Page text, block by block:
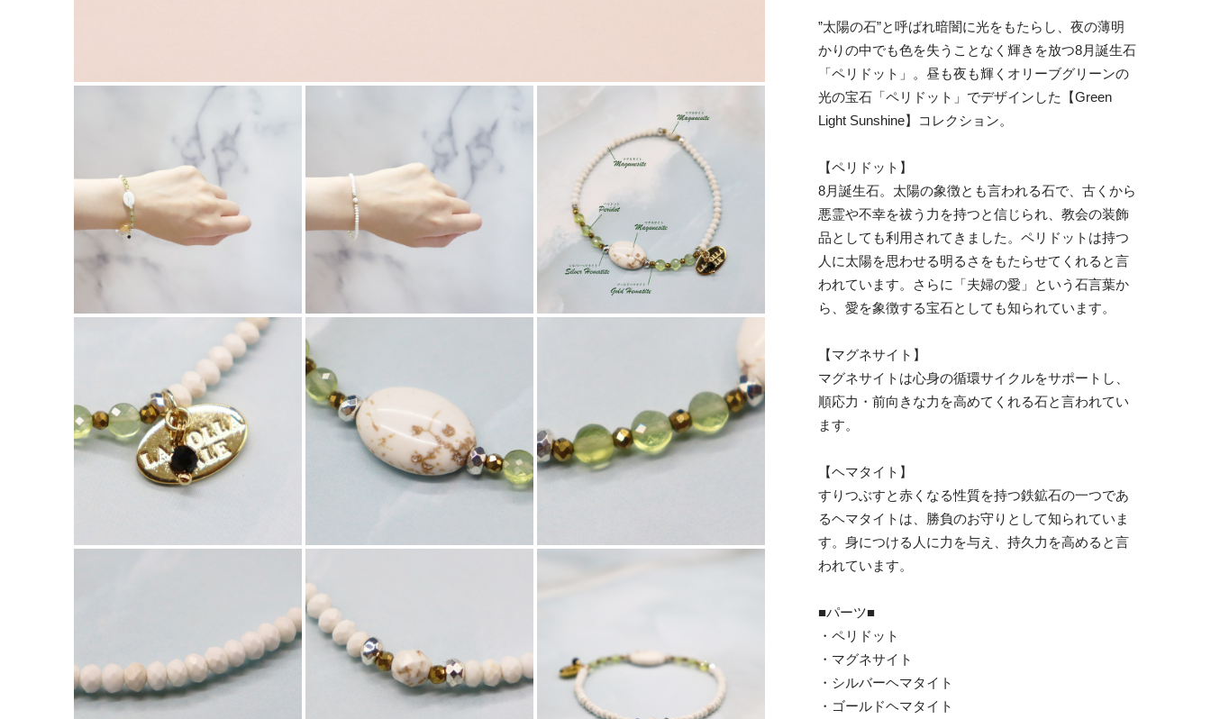
”太陽の石”と呼ばれ暗闇に光をもたらし、夜の薄明
かりの中でも色を失うことなく輝きを放つ8月誕生石
「ペリドット」。昼も夜も輝くオリーブグリーンの
光の宝石「ペリドット」でデザインした【Green
Light Sunshine】コレクション。
【ペリドット】
8月誕生石。太陽の象徴とも言われる石で、古くから
悪霊や不幸を祓う力を持つと信じられ、教会の装飾
品としても利用されてきました。ペリドットは持つ
人に太陽を思わせる明るさをもたらせてくれると言
われています。さらに「夫婦の愛」という石言葉か
ら、愛を象徴する宝石としても知られています。
【マグネサイト】
マグネサイトは心身の循環サイクルをサポートし、
順応力・前向きな力を高めてくれる石と言われてい
ます。
【ヘマタイト】
すりつぶすと赤くなる性質を持つ鉄鉱石の一つであ
るヘマタイトは、勝負のお守りとして知られていま
す。身につける人に力を与え、持久力を高めると言
われています。
■パーツ■
・ペリドット
・マグネサイト
・シルバーヘマタイト
・ゴールドヘマタイト